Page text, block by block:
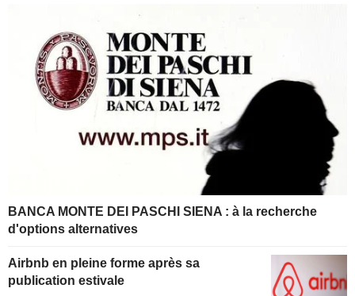
BANCA MONTE DEI PASCHI SIENA : à la recherche
d'options alternatives
Airbnb en pleine forme après sa
publication estivale